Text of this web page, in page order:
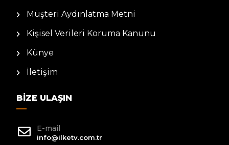
Müşteri Aydınlatma Metni
Kişisel Verileri Koruma Kanunu
Künye
İletişim
BIZE ULAŞIN
E-mail
info@ilketv.com.tr